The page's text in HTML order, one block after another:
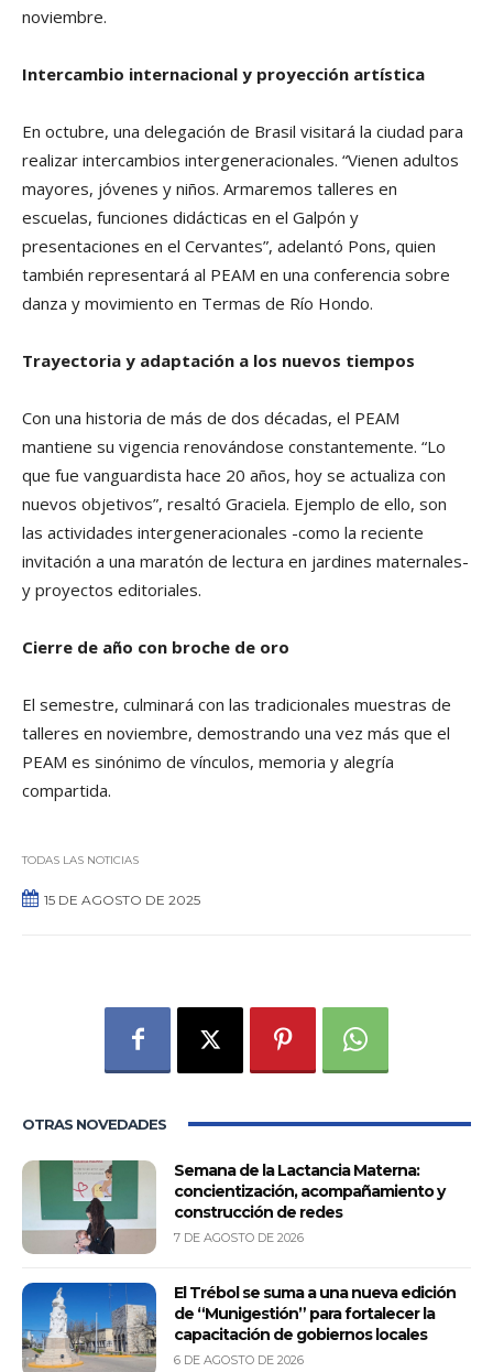
noviembre.
Intercambio internacional y proyección artística
En octubre, una delegación de Brasil visitará la ciudad para
realizar intercambios intergeneracionales. “Vienen adultos
mayores, jóvenes y niños. Armaremos talleres en
escuelas, funciones didácticas en el Galpón y
presentaciones en el Cervantes”, adelantó Pons, quien
también representará al PEAM en una conferencia sobre
danza y movimiento en Termas de Río Hondo.
Trayectoria y adaptación a los nuevos tiempos
Con una historia de más de dos décadas, el PEAM
mantiene su vigencia renovándose constantemente. “Lo
que fue vanguardista hace 20 años, hoy se actualiza con
nuevos objetivos”, resaltó Graciela. Ejemplo de ello, son
las actividades intergeneracionales -como la reciente
invitación a una maratón de lectura en jardines maternales-
y proyectos editoriales.
Cierre de año con broche de oro
El semestre, culminará con las tradicionales muestras de
talleres en noviembre, demostrando una vez más que el
PEAM es sinónimo de vínculos, memoria y alegría
compartida.
TODAS LAS NOTICIAS
15 DE AGOSTO DE 2025
OTRAS NOVEDADES
Semana de la Lactancia Materna:
concientización, acompañamiento y
construcción de redes
7 DE AGOSTO DE 2026
El Trébol se suma a una nueva edición
de “Munigestión” para fortalecer la
capacitación de gobiernos locales
6 DE AGOSTO DE 2026